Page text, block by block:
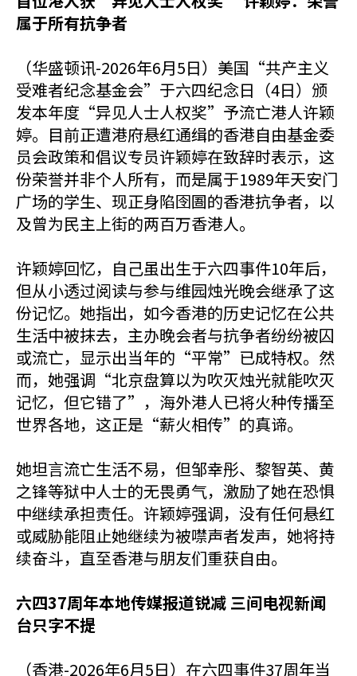
属于所有抗争者
（华盛顿讯-2026年6月5日）美国“共产主义
受难者纪念基金会”于六四纪念日（4日）颁
发本年度“异见人士人权奖”予流亡港人许颖
婷。目前正遭港府悬红通缉的香港自由基金委
员会政策和倡议专员许颖婷在致辞时表示，这
份荣誉并非个人所有，而是属于1989年天安门
广场的学生、现正身陷囹圄的香港抗争者，以
及曾为民主上街的两百万香港人。
许颖婷回忆，自己虽出生于六四事件10年后，
但从小透过阅读与参与维园烛光晚会继承了这
份记忆。她指出，如今香港的历史记忆在公共
生活中被抹去，主办晚会者与抗争者纷纷被囚
或流亡，显示出当年的“平常”已成特权。然
而，她强调“北京盘算以为吹灭烛光就能吹灭
记忆，但它错了”，海外港人已将火种传播至
世界各地，这正是“薪火相传”的真谛。
她坦言流亡生活不易，但邹幸彤、黎智英、黄
之锋等狱中人士的无畏勇气，激励了她在恐惧
中继续承担责任。许颖婷强调，没有任何悬红
或威胁能阻止她继续为被噤声者发声，她将持
续奋斗，直至香港与朋友们重获自由。
六四37周年本地传媒报道锐减 三间电视新闻
台只字不提
（香港-2026年6月5日）在六四事件37周年当